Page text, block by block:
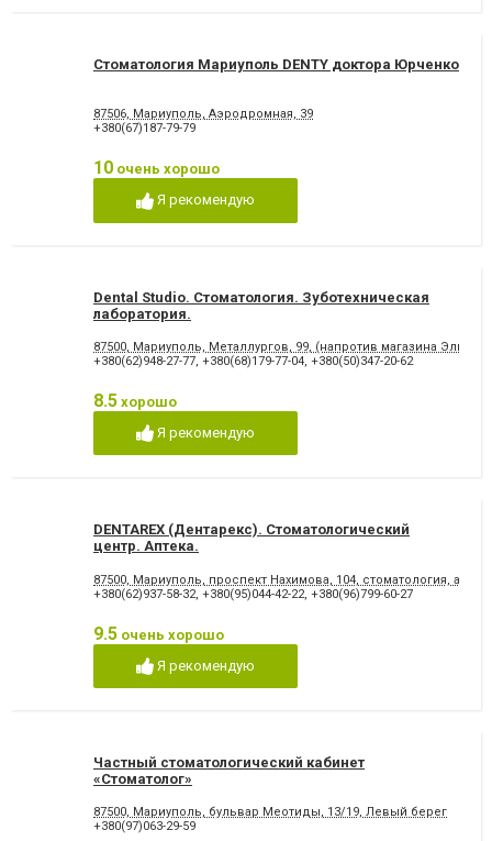
Стоматология Мариуполь DENTY доктора Юрченко
87506, Мариуполь, Аэродромная, 39
+380(67)187-79-79
10 очень хорошо
Я рекомендую
Dental Studio. Cтоматология. Зуботехническая
лаборатория.
87500, Мариуполь, Металлургов, 99, (напротив магазина
+380(62)948-27-77, +380(68)179-77-04, +380(50)347-20-62
8.5 хорошо
Я рекомендую
DENTAREX (Дентарекс). Cтоматологический
центр. Аптeкa.
87500, Мариуполь, проспект Нахимова, 104, стоматология,
+380(62)937-58-32 +380(95)044-42-22 +380(96)799-60-27
9.5 очень хорошо
Я рекомендую
Частный стоматологический кабинет
«Стоматолог»
87500, Мариуполь, бульвар Меотиды, 13/19, Левый берег
+380(97)063-29-59